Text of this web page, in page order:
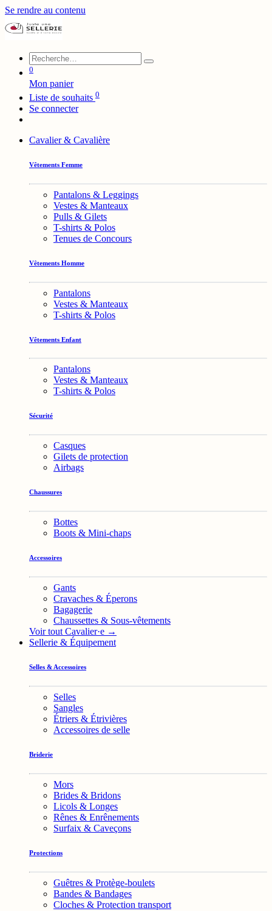
Se rendre au contenu
0
Mon panier
Liste de souhaits 0
Se connecter
Cavalier & Cavalière
Vêtements Femme
Pantalons & Leggings
Vestes & Manteaux
Pulls & Gilets
T-shirts & Polos
Tenues de Concours
Vêtements Homme
Pantalons
Vestes & Manteaux
T-shirts & Polos
Vêtements Enfant
Pantalons
Vestes & Manteaux
T-shirts & Polos
Sécurité
Casques
Gilets de protection
Airbags
Chaussures
Bottes
Boots & Mini-chaps
Accessoires
Gants
Cravaches & Éperons
Bagagerie
Chaussettes & Sous-vêtements
Voir tout Cavalier·e →
Sellerie & Équipement
Selles & Accessoires
Selles
Sangles
Étriers & Étrivières
Accessoires de selle
Briderie
Mors
Brides & Bridons
Licols & Longes
Rênes & Enrênements
Surfaix & Caveçons
Protections
Guêtres & Protège-boulets
Bandes & Bandages
Cloches & Protection transport